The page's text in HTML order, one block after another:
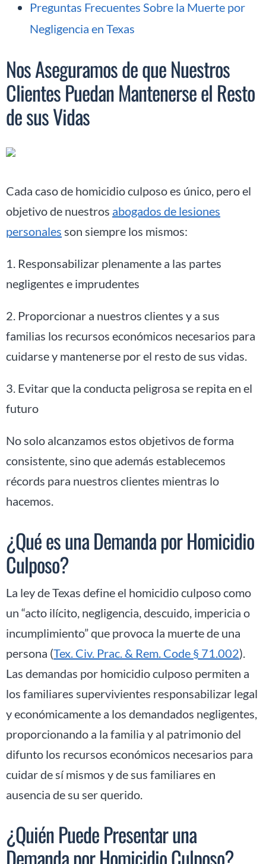
Preguntas Frecuentes Sobre la Muerte por
Negligencia en Texas
Nos Aseguramos de que Nuestros
Clientes Puedan Mantenerse el Resto
de sus Vidas
Cada caso de homicidio culposo es único, pero el
objetivo de nuestros abogados de lesiones
personales son siempre los mismos:
1. Responsabilizar plenamente a las partes
negligentes e imprudentes
2. Proporcionar a nuestros clientes y a sus
familias los recursos económicos necesarios para
cuidarse y mantenerse por el resto de sus vidas.
3. Evitar que la conducta peligrosa se repita en el
futuro
No solo alcanzamos estos objetivos de forma
consistente, sino que además establecemos
récords para nuestros clientes mientras lo
hacemos.
¿Qué es una Demanda por Homicidio
Culposo?
La ley de Texas define el homicidio culposo como
un “acto ilícito, negligencia, descuido, impericia o
incumplimiento” que provoca la muerte de una
persona (Tex. Civ. Prac. & Rem. Code § 71.002).
Las demandas por homicidio culposo permiten a
los familiares supervivientes responsabilizar legal
y económicamente a los demandados negligentes,
proporcionando a la familia y al patrimonio del
difunto los recursos económicos necesarios para
cuidar de sí mismos y de sus familiares en
ausencia de su ser querido.
¿Quién Puede Presentar una
Demanda por Homicidio Culposo?